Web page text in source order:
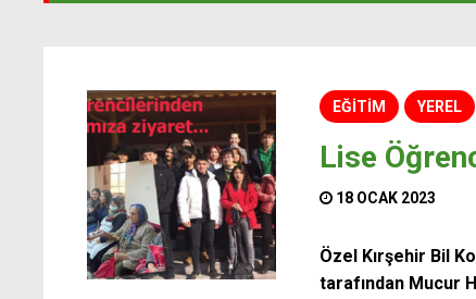
EĞİTİM YEREL
Lise
18 OCAK 2023
Özel Kırşehir Bil
tarafından Mucur